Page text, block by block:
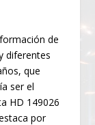
de
diferentes
que
ser el
HD 149026
por